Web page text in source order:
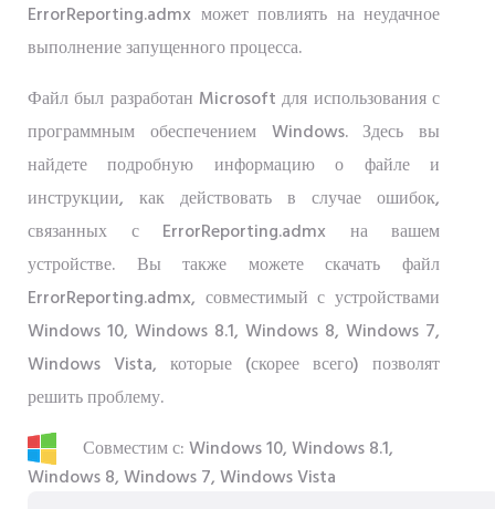
ErrorReporting.admx может повлиять на неудачное
выполнение запущенного процесса.
Файл был разработан Microsoft для использования с
программным обеспечением Windows. Здесь вы
найдете подробную информацию о файле и
инструкции, как действовать в случае ошибок,
связанных с ErrorReporting.admx на вашем
устройстве. Вы также можете скачать файл
ErrorReporting.admx, совместимый с устройствами
Windows 10, Windows 8.1, Windows 8, Windows 7,
Windows Vista, которые (скорее всего) позволят
решить проблему.
Совместим с: Windows 10, Windows 8.1,
Windows 8, Windows 7, Windows Vista